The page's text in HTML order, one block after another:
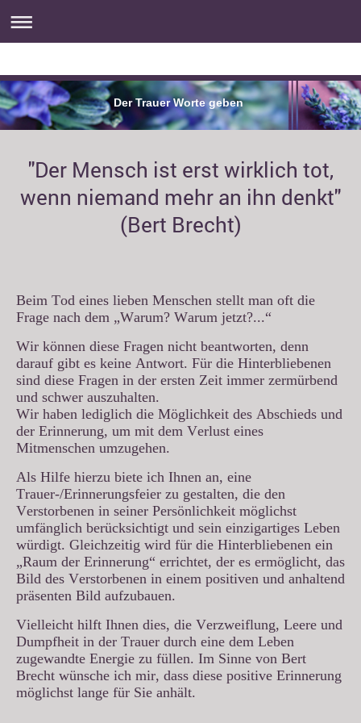
Der Trauer Worte geben
"Der Mensch ist erst wirklich tot,
wenn niemand mehr an ihn denkt"
(Bert Brecht)
Beim Tod eines lieben Menschen stellt man oft die
Frage nach dem „Warum? Warum jetzt?...“
Wir können diese Fragen nicht beantworten, denn
darauf gibt es keine Antwort. Für die Hinterbliebenen
sind diese Fragen in der ersten Zeit immer zermürbend
und schwer auszuhalten.
Wir haben lediglich die Möglichkeit des Abschieds und
der Erinnerung, um mit dem Verlust eines
Mitmenschen umzugehen.
Als Hilfe hierzu biete ich Ihnen an, eine
Trauer-/Erinnerungsfeier zu gestalten, die den
Verstorbenen in seiner Persönlichkeit möglichst
umfänglich berücksichtigt und sein einzigartiges Leben
würdigt. Gleichzeitig wird für die Hinterbliebenen ein
„Raum der Erinnerung“ errichtet, der es ermöglicht, das
Bild des Verstorbenen in einem positiven und anhaltend
präsenten Bild aufzubauen.
Vielleicht hilft Ihnen dies, die Verzweiflung, Leere und
Dumpfheit in der Trauer durch eine dem Leben
zugewandte Energie zu füllen. Im Sinne von Bert
Brecht wünsche ich mir, dass diese positive Erinnerung
möglichst lange für Sie anhält.